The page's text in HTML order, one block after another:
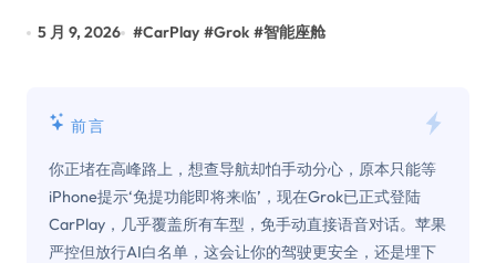
5 月 9, 2026 #CarPlay #Grok #智能座舱
前言
你正堵在高峰路上，想查导航却怕手动分心，原本只能等
iPhone提示‘免提功能即将来临’，现在Grok已正式登陆
CarPlay，几乎覆盖所有车型，免手动直接语音对话。苹果
严控但放行AI白名单，这会让你的驾驶更安全，还是埋下